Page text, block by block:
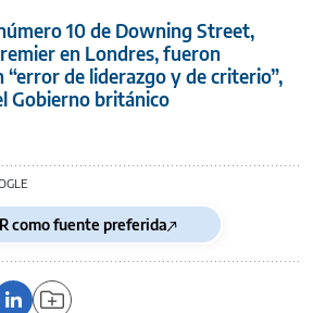
10 de Downing Street,
en Londres, fueron
“error de liderazgo y de criterio”,
Gobierno británico
como fuente preferida